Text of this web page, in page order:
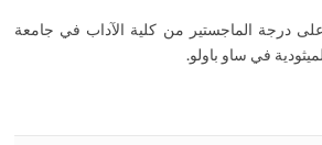
درجة الماجستير من كلية الآداب في جامعة
في ساو باولو.